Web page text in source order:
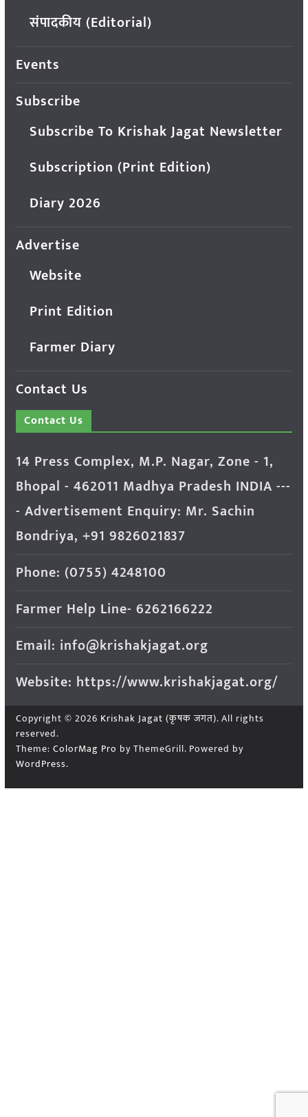
संपादकीय (Editorial)
Events
Subscribe
Subscribe To Krishak Jagat Newsletter
Subscription (Print Edition)
Diary 2026
Advertise
Website
Print Edition
Farmer Diary
Contact Us
Contact Us
14 Press Complex, M.P. Nagar, Zone - 1,
Bhopal - 462011 Madhya Pradesh INDIA ---
- Advertisement Enquiry: Mr. Sachin
Bondriya, +91 9826021837
Phone: (0755) 4248100
Farmer Help Line- 6262166222
Email: info@krishakjagat.org
Website: https://www.krishakjagat.org/
Copyright © 2026 Krishak Jagat (कृषक जगत). All rights
reserved.
Theme: ColorMag Pro by ThemeGrill. Powered by
WordPress.